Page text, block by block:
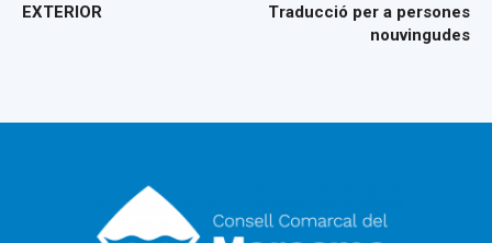
EXTERIOR
Traducció per a persones
nouvingudes